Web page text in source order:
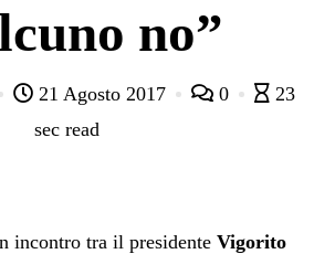
no”
21 Agosto 2017 0
23
sec read
incontro tra il presidente Vigorito